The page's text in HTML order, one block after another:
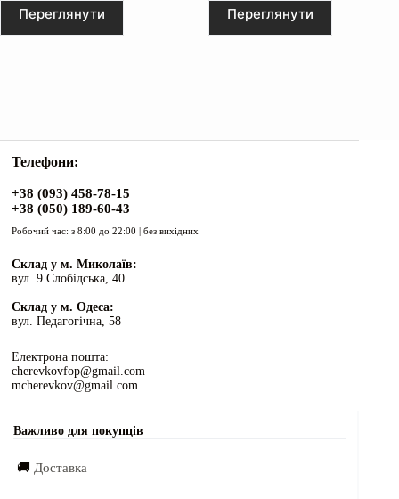
Переглянути Переглянути
Телефони:
+38 (093) 458-78-15
+38 (050) 189-60-43
Робочий час: з 8:00 до 22:00 | без вихідних
Склад у м. Миколаїв:
вул. 9 Слобідська, 40
Склад у м. Одеса:
вул. Педагогічна, 58
Електрона пошта:
cherevkovfop@gmail.com
mcherevkov@gmail.com
Важливо для покупців
🚚 Доставка